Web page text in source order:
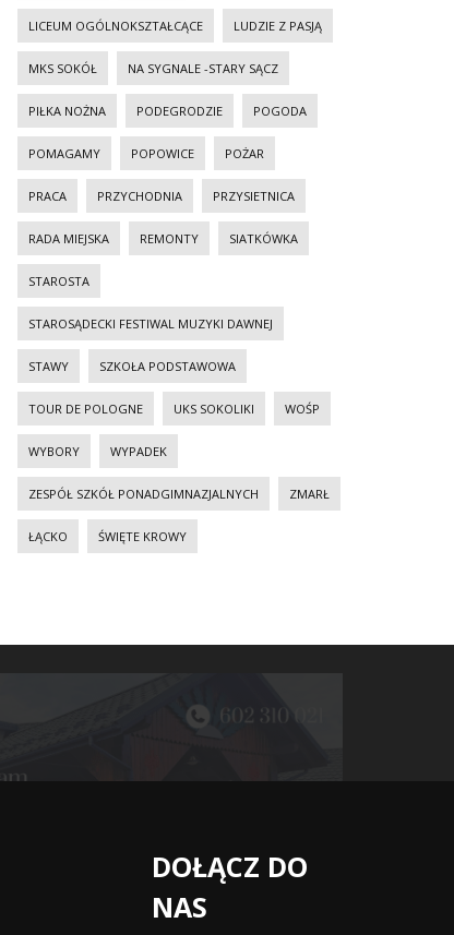
LICEUM OGÓLNOKSZTAŁCĄCE LUDZIE Z PASJĄ
MKS SOKÓŁ NA SYGNALE -STARY SĄCZ
PIŁKA NOŻNA PODEGRODZIE POGODA
POMAGAMY POPOWICE POŻAR
PRACA PRZYCHODNIA PRZYSIETNICA
RADA MIEJSKA REMONTY SIATKÓWKA
STAROSTA
STAROSĄDECKI FESTIWAL MUZYKI DAWNEJ
STAWY SZKOŁA PODSTAWOWA
TOUR DE POLOGNE UKS SOKOLIKI WOŚP
WYBORY WYPADEK
ZESPÓŁ SZKÓŁ PONADGIMNAZJALNYCH ZMARŁ
ŁĄCKO ŚWIĘTE KROWY
DOŁĄCZ DO
NAS